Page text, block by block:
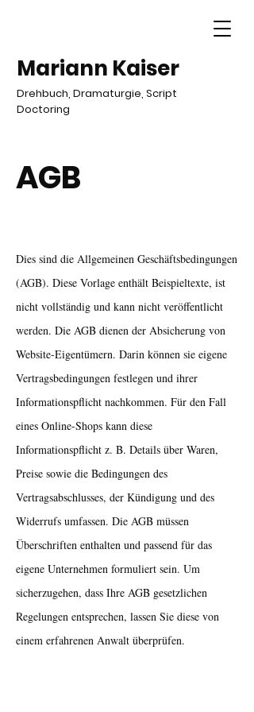
Mariann Kaiser
Drehbuch, Dramaturgie, Script
Doctoring
AGB
Dies sind die Allgemeinen Geschäftsbedingungen
(AGB). Diese Vorlage enthält Beispieltexte, ist
nicht vollständig und kann nicht veröffentlicht
werden. Die AGB dienen der Absicherung von
Website-Eigentümern. Darin können sie eigene
Vertragsbedingungen festlegen und ihrer
Informationspflicht nachkommen. Für den Fall
eines Online-Shops kann diese
Informationspflicht z. B. Details über Waren,
Preise sowie die Bedingungen des
Vertragsabschlusses, der Kündigung und des
Widerrufs umfassen. Die AGB müssen
Überschriften enthalten und passend für das
eigene Unternehmen formuliert sein. Um
sicherzugehen, dass Ihre AGB gesetzlichen
Regelungen entsprechen, lassen Sie diese von
einem erfahrenen Anwalt überprüfen.